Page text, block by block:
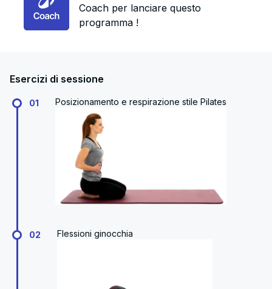
Coach per lanciare questo
programma !
Esercizi di sessione
01 Posizionamento e respirazione stile Pilates
02 Flessioni ginocchia